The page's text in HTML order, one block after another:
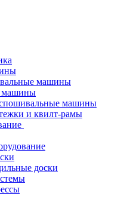
машины
машины
машины
и квилт-рамы
доски